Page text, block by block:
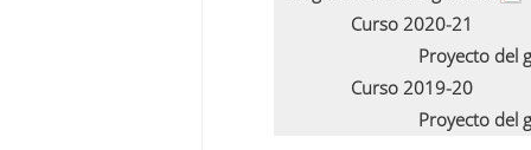
Curso 2020-21
Proyecto del
Curso 2019-20
Proyecto del